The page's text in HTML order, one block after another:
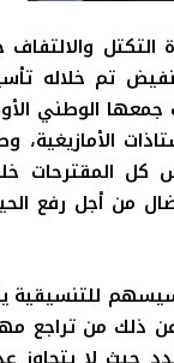
التكتل
تم خلاله
الأمازيغية،
كل المقترحات
من أجل رفع
عن ذلك من